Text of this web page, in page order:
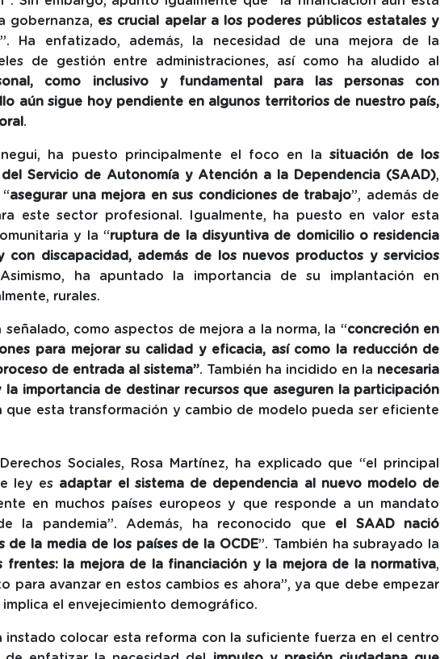
gobernanza, es crucial apelar a los poderes públicos estatales y
”. Ha enfatizado, además, la necesidad de una mejora de la
de gestión entre administraciones, así como ha aludido al
como inclusivo y fundamental para las personas con
aún sigue hoy pendiente en algunos territorios de nuestro país,
.
ha puesto principalmente el foco en la situación de los
Servicio de Autonomía y Atención a la Dependencia (SAAD),
asegurar una mejora en sus condiciones de trabajo”, además de
este sector profesional. Igualmente, ha puesto en valor esta
y la “ruptura de la disyuntiva de domicilio o residencia
con discapacidad, además de los nuevos productos y servicios
ha apuntado la importancia de su implantación en
rurales.
como aspectos de mejora a la norma, la “concreción en
para mejorar su calidad y eficacia, así como la reducción de
de entrada al sistema”. También ha incidido en la necesaria
importancia de destinar recursos que aseguren la participación
que esta transformación y cambio de modelo pueda ser eficiente
Sociales, Rosa Martínez, ha explicado que “el principal
ley es adaptar el sistema de dependencia al nuevo modelo de
en muchos países europeos y que responde a un mandato
la pandemia”. Además, ha reconocido que el SAAD nació
la media de los países de la OCDE”. También ha subrayado la
frentes: la mejora de la financiación y la mejora de la normativa,
para avanzar en estos cambios es ahora”, ya que debe empezar
el envejecimiento demográfico.
instado colocar esta reforma con la suficiente fuerza en el centro